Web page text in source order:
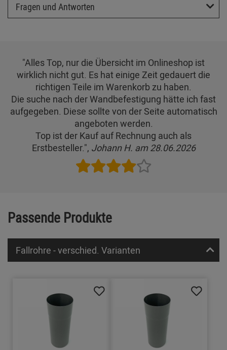
Fragen und Antworten
"Alles Top, nur die Übersicht im Onlineshop ist
wirklich nicht gut. Es hat einige Zeit gedauert die
richtigen Teile im Warenkorb zu haben.
Die suche nach der Wandbefestigung hätte ich fast
aufgegeben. Diese sollte von der Seite automatisch
angeboten werden.
Top ist der Kauf auf Rechnung auch als
Erstbesteller.", Johann H. am 28.06.2026
Passende Produkte
Fallrohre - verschied. Varianten